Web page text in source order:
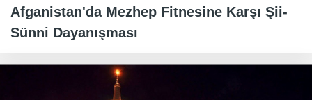
Afganistan'da Mezhep Fitnesine Karşı Şii-
Sünni Dayanışması